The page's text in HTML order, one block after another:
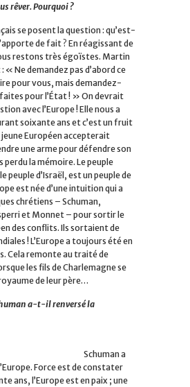
rêver. Pourquoi ?
se posent la question : qu’est-
de fait ? En réagissant de
restons très égoïstes. Martin
« Ne demandez pas d’abord ce
pour vous, mais demandez-
pour l’État ! » On devrait
avec l’Europe ! Elle nous a
soixante ans et c’est un fruit
Européen accepterait
une arme pour défendre son
perdu la mémoire. Le peuple
peuple d’Israël, est un peuple de
est née d’une intuition qui a
chrétiens – Schuman,
et Monnet – pour sortir le
des conflits. Ils sortaient de
! L’Europe a toujours été en
Cela remonte au traité de
les fils de Charlemagne se
de leur père…
a-t-il renversé la
Schuman a
Force est de constater
ans, l’Europe est en paix ; une